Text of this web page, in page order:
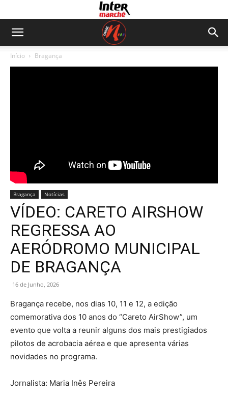
Início Bragança
Bragança Notícias
VÍDEO: CARETO AIRSHOW
REGRESSA AO
AERÓDROMO MUNICIPAL
DE BRAGANÇA
16 de Junho, 2026
Bragança recebe, nos dias 10, 11 e 12, a edição
comemorativa dos 10 anos do “Careto AirShow”, um
evento que volta a reunir alguns dos mais prestigiados
pilotos de acrobacia aérea e que apresenta várias
novidades no programa.
Jornalista: Maria Inês Pereira